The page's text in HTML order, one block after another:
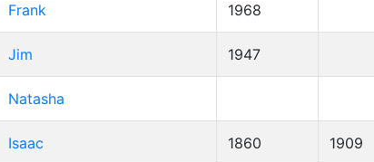
Frank 1968
Jim 1947
Natasha
Isaac 1860 1909